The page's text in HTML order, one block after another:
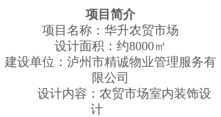
项目简介
项目名称：华升农贸市场
设计面积：约8000㎡
建设单位： 泸州市精诚物业管理服务有
限公司
设计内容：农贸市场室内装饰设
计